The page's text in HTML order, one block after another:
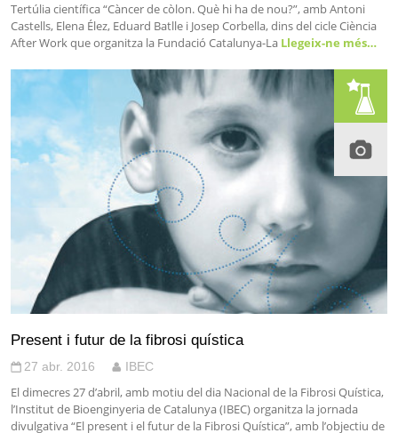
Tertúlia científica “Càncer de còlon. Què hi ha de nou?”, amb Antoni
Castells, Elena Élez, Eduard Batlle i Josep Corbella, dins del cicle Ciència
After Work que organitza la Fundació Catalunya-La Llegeix-ne més…
Present i futur de la fibrosi quística
27 abr. 2016 IBEC
El dimecres 27 d’abril, amb motiu del dia Nacional de la Fibrosi Quística,
l’Institut de Bioenginyeria de Catalunya (IBEC) organitza la jornada
divulgativa “El present i el futur de la Fibrosi Quística”, amb l’objectiu de